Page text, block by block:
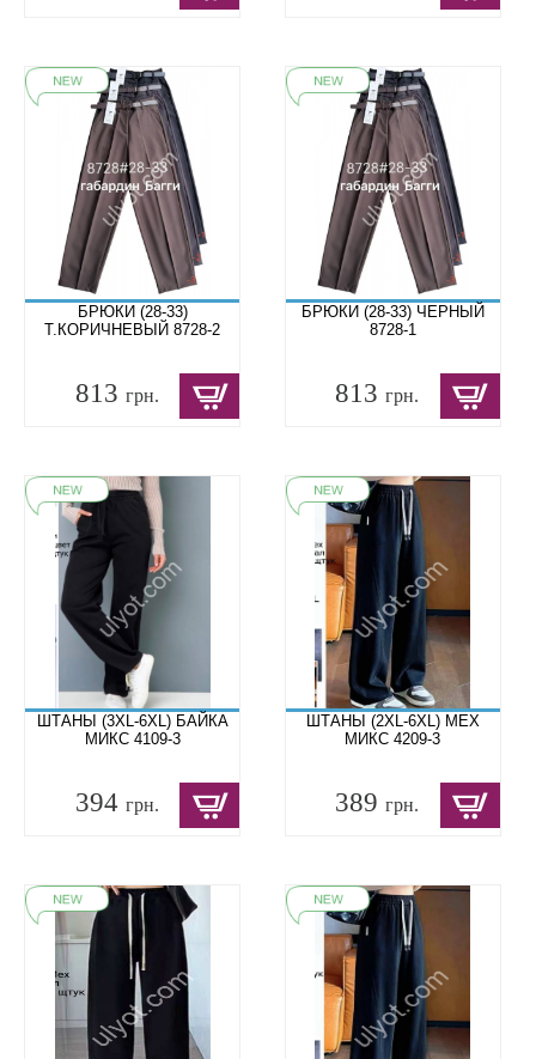
БРЮКИ (28-33)
Т.КОРИЧНЕВЫЙ 8728-2
813 грн.
БРЮКИ (28-33) ЧЕРНЫЙ
8728-1
813грн.
ШТАНЫ (3XL-6XL) БАЙКА
МИКС 4109-3
394 грн.
ШТАНЫ (2XL-6XL) МЕХ
МИКС 4209-3
389грн.